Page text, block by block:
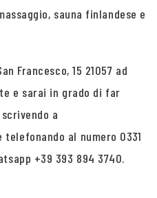
sauna finlandese e
Francesco, 15 21057 ad
e sarai in grado di far
a
al numero 0331
+39 393 894 3740.